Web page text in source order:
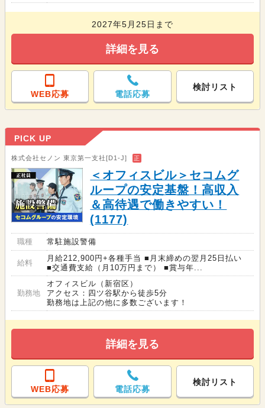
2027年5月25日まで
詳細を見る
WEB応募 電話応募
検討リスト
PICK UP
株式会社セノン 東京第一支社[D1-J] 正
＜オフィスビル＞セコムグ
ループの安定基盤！高収入
＆高待遇で働きやすい！
(1177)
職種 常駐施設警備
給料
月給212,900円+各種手当 ■月末締めの翌月25日払い
■交通費支給（月10万円まで） ■賞与年...
勤務地
オフィスビル（新宿区）
アクセス：四ツ谷駅から徒歩5分
勤務地は上記の他に多数ございます！
詳細を見る
WEB応募 電話応募
検討リスト